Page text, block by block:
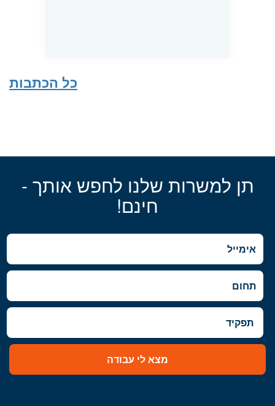
כל הכתבות
תן למשרות שלנו לחפש אותך -
חינם!
מצא לי עבודה